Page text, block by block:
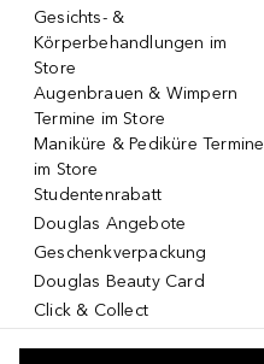
Gesichts- &
Körperbehandlungen im
Store
Augenbrauen & Wimpern
Termine im Store
Maniküre & Pediküre Termine
im Store
Studentenrabatt
Douglas Angebote
Geschenkverpackung
Douglas Beauty Card
Click & Collect